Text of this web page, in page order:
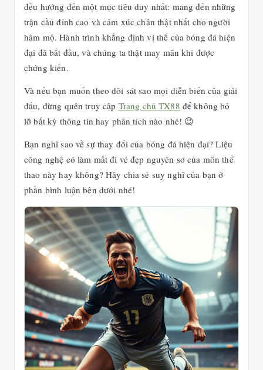
đều hướng đến một mục tiêu duy nhất: mang đến những
trận cầu đỉnh cao và cảm xúc chân thật nhất cho người
hâm mộ. Hành trình khẳng định vị thế của bóng đá hiện
đại đã bắt đầu, và chúng ta thật may mắn khi được
chứng kiến.
Và nếu bạn muốn theo dõi sát sao mọi diễn biến của giải
đấu, đừng quên truy cập Trang chủ TX88 để không bỏ
lỡ bất kỳ thông tin hay phân tích nào nhé! 😉
Bạn nghĩ sao về sự thay đổi của bóng đá hiện đại? Liệu
công nghệ có làm mất đi vẻ đẹp nguyên sơ của môn thể
thao này hay không? Hãy chia sẻ suy nghĩ của bạn ở
phần bình luận bên dưới nhé!